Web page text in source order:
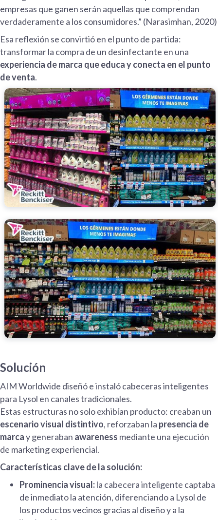
empresas que ganen serán aquellas que comprendan
verdaderamente a los consumidores.” (Narasimhan, 2020)
Esa reflexión se convirtió en el punto de partida:
transformar la compra de un desinfectante en una
experiencia de marca que educa y conecta en el punto
de venta.
Solución
AIM Worldwide diseñó e instaló cabeceras inteligentes
para Lysol en canales tradicionales.
Estas estructuras no solo exhibían producto: creaban un
escenario visual distintivo, reforzaban la presencia de
marcay generaban awareness mediante una ejecución
de marketing experiencial.
Características clave de la solución:
Prominencia visual:la cabecera inteligente captaba
de inmediato la atención, diferenciando a Lysol de
los productos vecinos gracias al diseño y a la